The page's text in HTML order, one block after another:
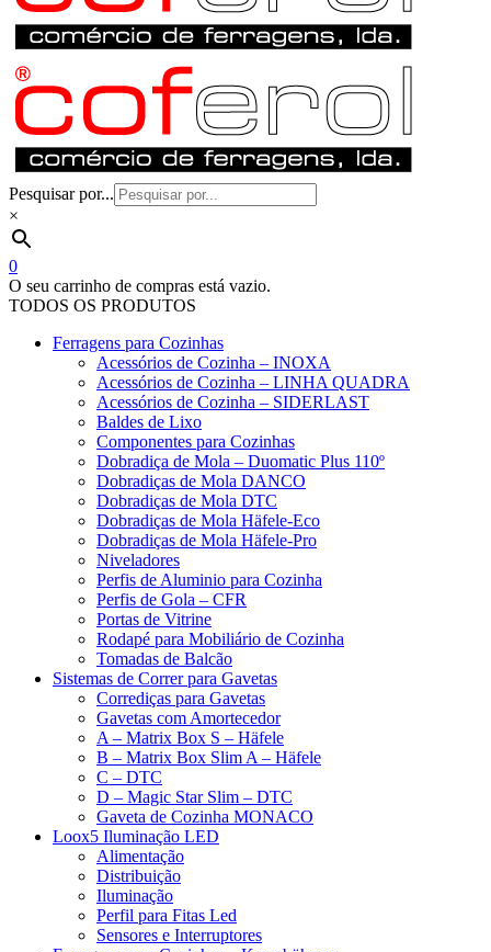
Pesquisar por...
×
0
O seu carrinho de compras está vazio.
TODOS OS PRODUTOS
Ferragens para Cozinhas
Acessórios de Cozinha – INOXA
Acessórios de Cozinha – LINHA QUADRA
Acessórios de Cozinha – SIDERLAST
Baldes de Lixo
Componentes para Cozinhas
Dobradiça de Mola – Duomatic Plus 110º
Dobradiças de Mola DANCO
Dobradiças de Mola DTC
Dobradiças de Mola Häfele-Eco
Dobradiças de Mola Häfele-Pro
Niveladores
Perfis de Aluminio para Cozinha
Perfis de Gola – CFR
Portas de Vitrine
Rodapé para Mobiliário de Cozinha
Tomadas de Balcão
Sistemas de Correr para Gavetas
Corrediças para Gavetas
Gavetas com Amortecedor
A – Matrix Box S – Häfele
B – Matrix Box Slim A – Häfele
C – DTC
D – Magic Star Slim – DTC
Gaveta de Cozinha MONACO
Loox5 Iluminação LED
Alimentação
Distribuição
Iluminação
Perfil para Fitas Led
Sensores e Interruptores